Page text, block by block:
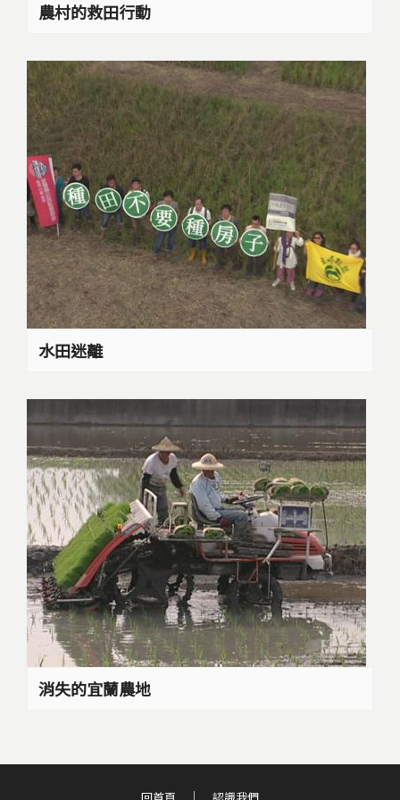
農村的救田行動
水田迷離
消失的宜蘭農地